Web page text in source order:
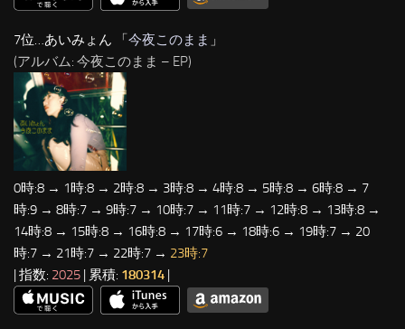
7位…あいみょん 「 今夜このまま 」
(アルバム: 今夜このまま – EP)
0時:8 → 1時:8 → 2時:8 → 3時:8 → 4時:8 → 5時:8 → 6時:8 → 7
時:9 → 8時:7 → 9時:7 → 10時:7 → 11時:7 → 12時:8 → 13時:8 →
14時:8 → 15時:8 → 16時:8 → 17時:6 → 18時:6 → 19時:7 → 20
時:7 → 21時:7 → 22時:7 → 23時:7
| 指数: 2025 | 累積: 180314 |